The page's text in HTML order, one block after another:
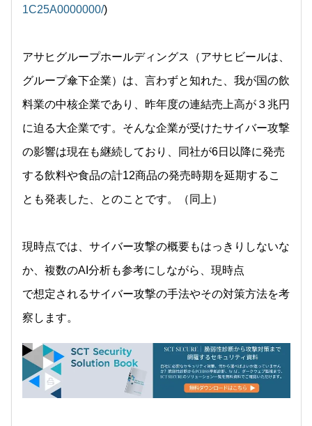
1C25A0000000/)
アサヒグループホールディングス（アサヒビールは、
グループ傘下企業）は、言わずと知れた、我が国の飲
料業の中核企業であり、昨年度の連結売上高が３兆円
に迫る大企業です。そんな企業が受けたサイバー攻撃
の影響は現在も継続しており、同社が6日以降に発売
する飲料や食品の計12商品の発売時期を延期するこ
とも発表した、とのことです。（同上）
現時点では、サイバー攻撃の概要もはっきりしないな
か、複数のAI分析も参考にしながら、現時点
で想定されるサイバー攻撃の手法やその対策方法を考
察します。